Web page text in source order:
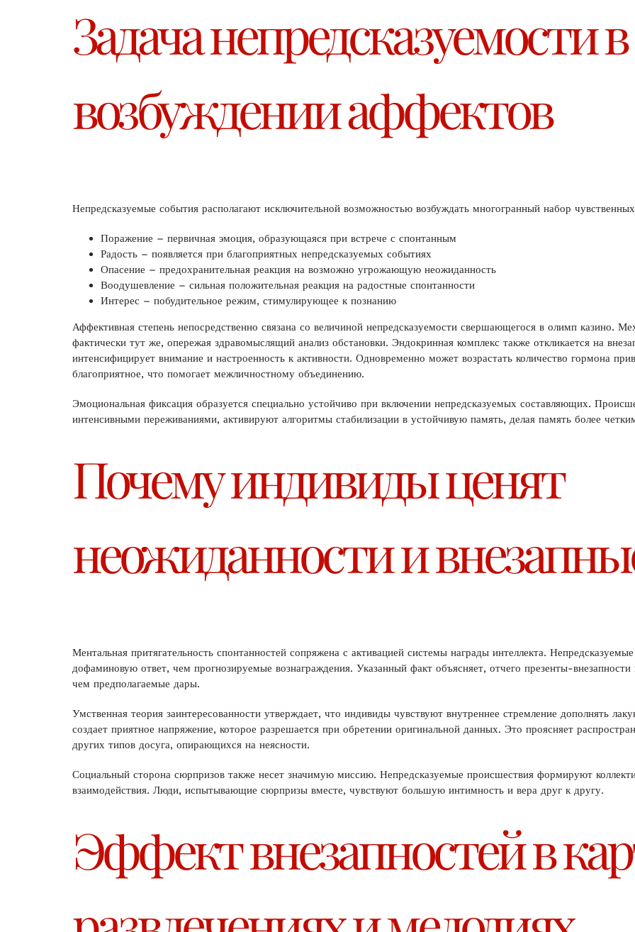
Задача непредсказуемости в
возбуждении аффектов
Непредсказуемые события располагают исключительной возможностью возбуждать многогранный набор
Поражение – первичная эмоция, образующаяся при встрече с спонтанным
Радость – появляется при благоприятных непредсказуемых событиях
Опасение – предохранительная реакция на возможно угрожающую неожиданность
Воодушевление – сильная положительная реакция на радостные спонтанности
Интерес – побудительное режим, стимулирующее к познанию
Аффективная степень непосредственно связана со величиной непредсказуемости свершающегося в олимп казино.
фактически тут же, опережая здравомыслящий анализ обстановки. Эндокринная комплекс также откликается на
интенсифицирует внимание и настроенность к активности. Одновременно может возрастать количество гормона
благоприятное, что помогает межличностному объединению.
Эмоциональная фиксация образуется специально устойчиво при включении непредсказуемых составляющих.
интенсивными переживаниями, активируют алгоритмы стабилизации в устойчивую память, делая память более
Почему индивиды ценят
неожиданности и
Ментальная притягательность спонтанностей сопряжена с активацией системы награды интеллекта.
дофаминовую ответ, чем прогнозируемые вознаграждения. Указанный факт объясняет, отчего презенты-
чем предполагаемые дары.
Умственная теория заинтересованности утверждает, что индивиды чувствуют внутреннее стремление дополнять
создает приятное напряжение, которое разрешается при обретении оригинальной данных. Это проясняет
других типов досуга, опирающихся на неясности.
Социальный сторона сюрпризов также несет значимую миссию. Непредсказуемые происшествия формируют
взаимодействия. Люди, испытывающие сюрпризы вместе, чувствуют большую интимность и вера друг к другу.
Эффект внезапностей в